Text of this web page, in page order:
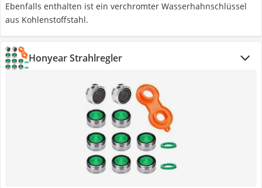
Ebenfalls enthalten ist ein verchromter Wasserhahnschlüssel
aus Kohlenstoffstahl.
Honyear Strahlregler